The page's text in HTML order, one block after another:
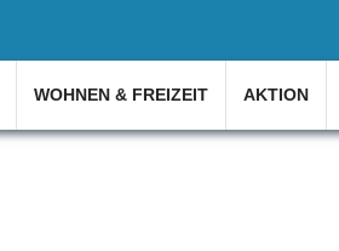
WOHNEN & FREIZEIT AKTION